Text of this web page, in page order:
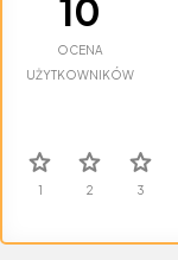
10
OCENA
UŻYTKOWNIKÓW
star star star